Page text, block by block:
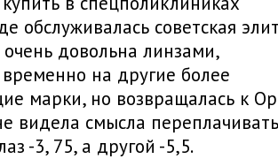
обслуживалась советская
довольна линзами,
на другие более
марки, но возвращалась к
видела смысла
-3, 75, а другой -5,5.